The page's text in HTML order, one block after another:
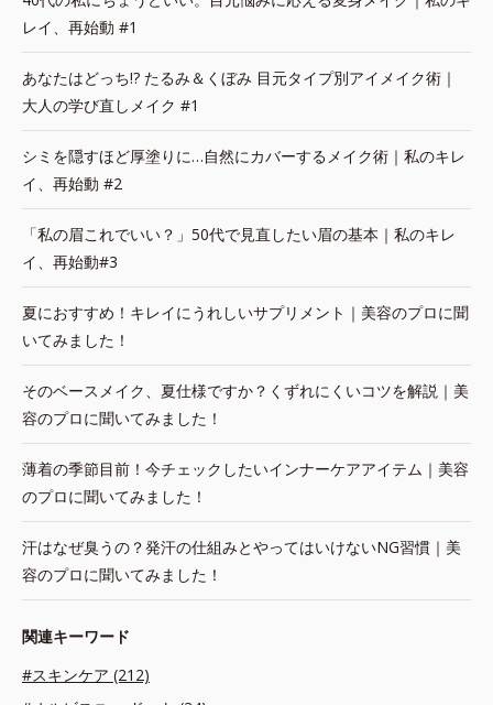
レイ、再始動 #1
あなたはどっち!? たるみ＆くぼみ 目元タイプ別アイメイク術｜
大人の学び直しメイク #1
シミを隠すほど厚塗りに…自然にカバーするメイク術｜私のキレ
イ、再始動 #2
「私の眉これでいい？」50代で見直したい眉の基本｜私のキレ
イ、再始動#3
夏におすすめ！キレイにうれしいサプリメント｜美容のプロに聞
いてみました！
そのベースメイク、夏仕様ですか？くずれにくいコツを解説｜美
容のプロに聞いてみました！
薄着の季節目前！今チェックしたいインナーケアアイテム｜美容
のプロに聞いてみました！
汗はなぜ臭うの？発汗の仕組みとやってはいけないNG習慣｜美
容のプロに聞いてみました！
関連キーワード
#スキンケア (212)